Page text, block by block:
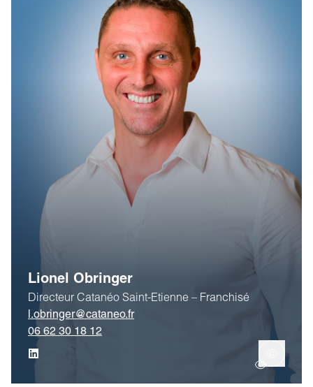
Lionel Obringer
Directeur Catanéo Saint-Etienne – Franchisé
l.obringer@cataneo.fr
06 62 30 18 12